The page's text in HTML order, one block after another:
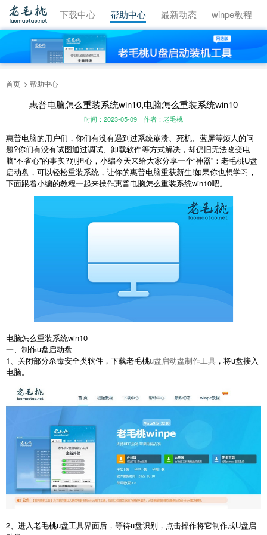
视频教程 下载中心 帮助中心 最新动态 winpe教程
首页 帮助中心
惠普电脑怎么重装系统win10,电脑怎么重装系统win10
时间：2023-05-09 作者：老毛桃
惠普电脑的用户们，你们有没有遇到过系统崩溃、死机、蓝屏等烦人的问
题?你们有没有试图通过调试、卸载软件等方式解决，却仍旧无法改变电
脑“不省心”的事实?别担心，小编今天来给大家分享一个“神器”：老毛桃U盘
启动盘，可以轻松重装系统，让你的惠普电脑重获新生!如果你也想学习，
下面跟着小编的教程一起来操作惠普电脑怎么重装系统win10吧。
电脑怎么重装系统win10
一、制作u盘启动盘
1、关闭部分杀毒安全类软件，下载老毛桃u盘启动盘制作工具 ，将u盘接入
电脑。
2、进入老毛桃u盘工具界面后，等待u盘识别，点击操作将它制作成U盘启